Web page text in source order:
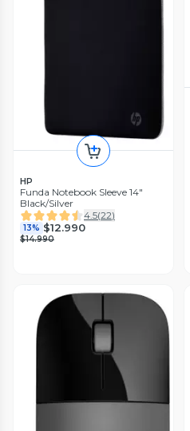
HP
Funda Notebook Sleeve 14"
Black/Silver
4.5(22)
13% $12.990
$14.990